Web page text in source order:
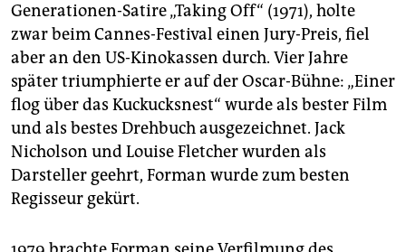
Generationen-Satire „Taking Off“ (1971), holte
zwar beim Cannes-Festival einen Jury-Preis, fiel
aber an den US-Kinokassen durch. Vier Jahre
später triumphierte er auf der Oscar-Bühne: „Einer
flog über das Kuckucksnest“ wurde als bester Film
und als bestes Drehbuch ausgezeichnet. Jack
Nicholson und Louise Fletcher wurden als
Darsteller geehrt, Forman wurde zum besten
Regisseur gekürt.